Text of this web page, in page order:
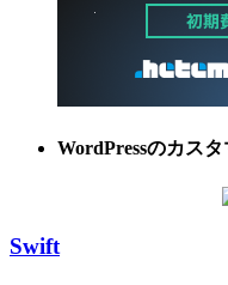
WordPressのカス
Swift